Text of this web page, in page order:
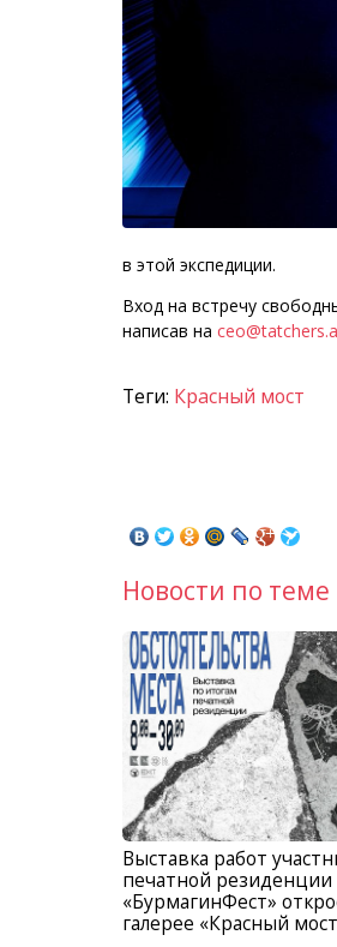
в этой экспедиции.
Вход на встречу
написав на
Теги: Красный мост
Новости по теме
Выставка работ
печатной резиденции
«БурмагинФест»
галерее «Красный